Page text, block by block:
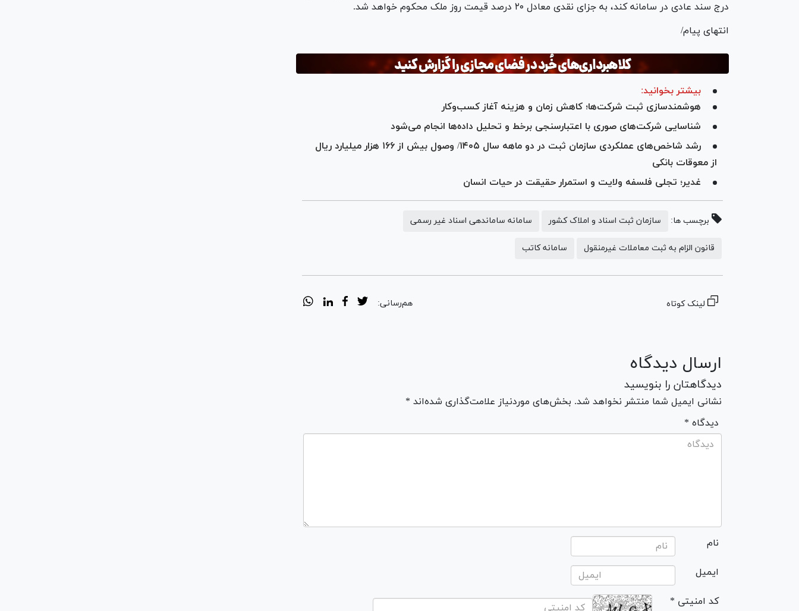
درج سند عادی در سامانه کند، به جزای نقدی معادل ۲۰ درصد قیمت روز ملک محکوم خواهد شد.
انتهای پیام/
بیشتر بخوانید:
هوشمندسازی ثبت شرکت‌ها؛ کاهش زمان و هزینه آغاز کسب‌وکار
شناسایی شرکت‌های صوری با اعتبارسنجی برخط و تحلیل داده‌ها انجام می‌شود
رشد شاخص‌های عملکردی سازمان ثبت در دو ماهه سال ۱۴۰۵/ وصول بیش از ۱۶۶ هزار میلیارد ریال
از معوقات بانکی
غدیر؛ تجلی فلسفه ولایت و استمرار حقیقت در حیات انسان
برچسب ها: سازمان ثبت اسناد و املاک کشور سامانه ساماندهی اسناد غیر رسمی
قانون الزام به ثبت معاملات غیرمنقول سامانه کاتب
لینک کوتاه هم‌رسانی:
ارسال دیدگاه
دیدگاهتان را بنویسید
نشانی ایمیل شما منتشر نخواهد شد. بخش‌های موردنیاز علامت‌گذاری شده‌اند *
* دیدگاه
نام
ایمیل
* کد امنیتی